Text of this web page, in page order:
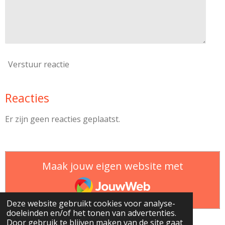
Deze website gebruikt cookies voor analyse-
doeleinden en/of het tonen van advertenties.
Door gebruik te blijven maken van de site gaat
Verstuur reactie
Reacties
Er zijn geen reacties geplaatst.
Maak jouw eigen website met
JouwWeb